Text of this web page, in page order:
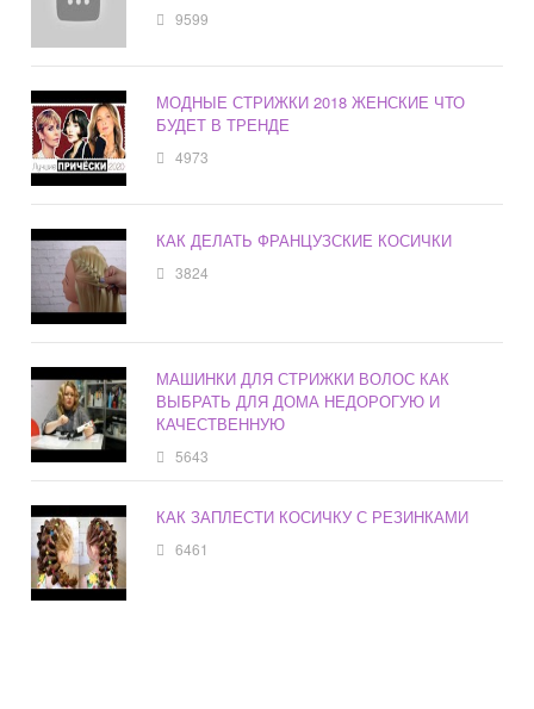
9599
МОДНЫЕ СТРИЖКИ 2018 ЖЕНСКИЕ ЧТО
БУДЕТ В ТРЕНДЕ
4973
КАК ДЕЛАТЬ ФРАНЦУЗСКИЕ КОСИЧКИ
3824
МАШИНКИ ДЛЯ СТРИЖКИ ВОЛОС КАК
ВЫБРАТЬ ДЛЯ ДОМА НЕДОРОГУЮ И
КАЧЕСТВЕННУЮ
5643
КАК ЗАПЛЕСТИ КОСИЧКУ С РЕЗИНКАМИ
6461